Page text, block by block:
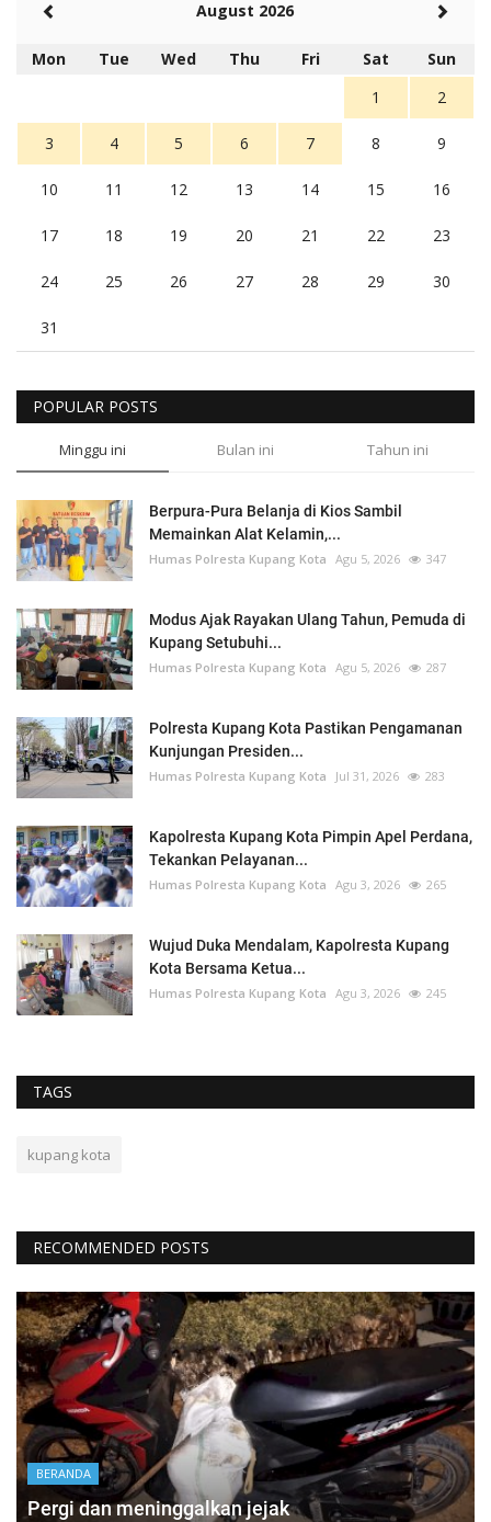
August 2026
Mon Tue Wed Thu Fri Sat
Sun
1
2
3 4 5 6 7 8 9
10 11 12 13 14 15 16
17 18 19 20 21 22 23
24 25 26 27 28 29 30
31
POPULAR POSTS
Minggu ini Bulan ini Tahun ini
Berpura-Pura Belanja di Kios Sambil
Memainkan Alat Kelamin,...
Humas Polresta Kupang Kota Agu 5, 2026 347
Modus Ajak Rayakan Ulang Tahun, Pemuda di
Kupang Setubuhi...
Humas Polresta Kupang Kota Agu 5, 2026 287
Polresta Kupang Kota Pastikan Pengamanan
Kunjungan Presiden...
Humas Polresta Kupang Kota Jul 31, 2026 283
Kapolresta Kupang Kota Pimpin Apel Perdana,
Tekankan Pelayanan...
Humas Polresta Kupang Kota Agu 3, 2026 265
Wujud Duka Mendalam, Kapolresta Kupang
Kota Bersama Ketua...
Humas Polresta Kupang Kota Agu 3, 2026 245
TAGS
kupang kota
RECOMMENDED POSTS
BERANDA
Pergi dan meninggalkan jejak